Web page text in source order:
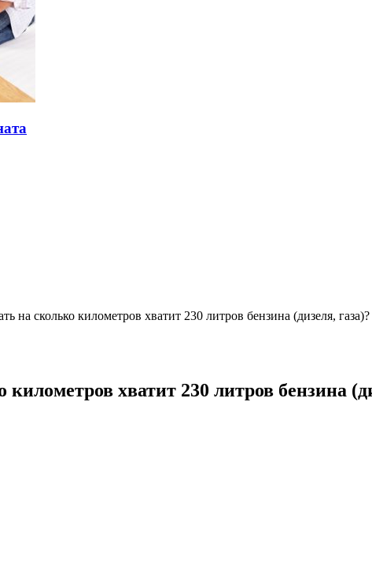
на сколько километров хватит 230 литров бензина (дизеля,
километров хватит 230 литров бензина